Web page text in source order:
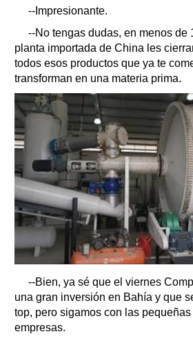
--Impresionante.
--No tengas dudas, en menos de
planta importada de China les
todos esos productos que ya te
transforman en una materia prima.
--Bien, ya sé que el viernes
una gran inversión en Bahía y que
top, pero sigamos con las
empresas.